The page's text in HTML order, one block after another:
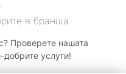
в бранша.
Проверете нашата
услуги!